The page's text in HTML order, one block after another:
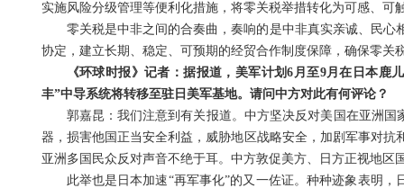
实施风险分级管理等便利化措施，将零关税举措转化为可感、可
零关税是中非之间的合奏曲，奏响的是中非真实亲诚、民
协定，建立长期、稳定、可预期的经贸合作制度保障，确保零
《环球时报》记者：据报道，美军计划6月至9月在日本
丰”中导系统将转移至驻日美军基地。请问中方对此有何评论？
郭嘉昆：我们注意到有关报道。中方坚决反对美国在亚洲
器，损害他国正当安全利益，威胁地区战略安全，加剧军事对
亚洲多国民众反对声音不绝于耳。中方敦促美方、日方正视地
此举也是日本加速“再军事化”的又一佐证。种种迹象表明